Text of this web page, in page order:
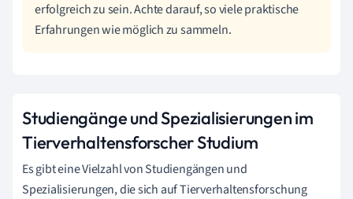
erfolgreich zu sein. Achte darauf, so viele praktische
Erfahrungen wie möglich zu sammeln.
Studiengänge und Spezialisierungen im
Tierverhaltensforscher Studium
Es gibt eine Vielzahl von Studiengängen und
Spezialisierungen, die sich auf Tierverhaltensforschung